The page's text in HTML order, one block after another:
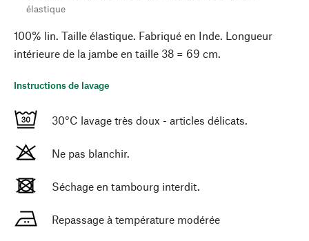
élastique
100% lin. Taille élastique. Fabriqué en Inde. Longueur
intérieure de la jambe en taille 38 = 69 cm.
Instructions de lavage
30°C lavage très doux - articles délicats.
Ne pas blanchir.
Séchage en tambourg interdit.
Repassage à température modérée